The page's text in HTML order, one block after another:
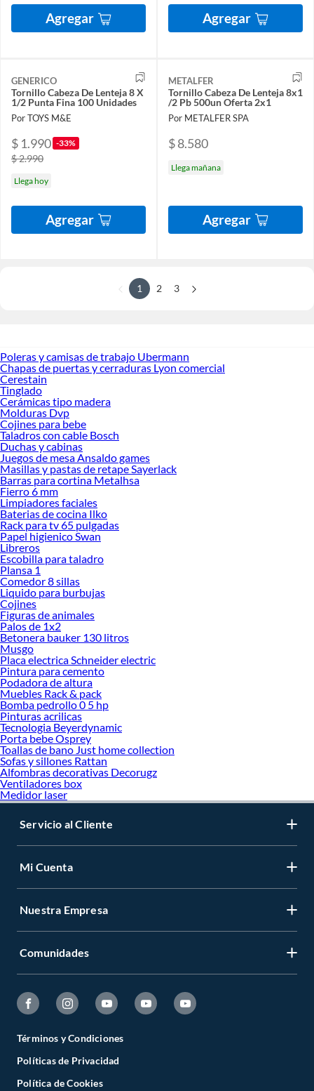
Agregar Agregar
GENERICO
Tornillo Cabeza De Lenteja 8 X
1/2 Punta Fina 100 Unidades
Por TOYS M&E
$ 1.990 -33%
$ 2.990
Llega hoy
Agregar
METALFER
Tornillo Cabeza De Lenteja 8x1
/2 Pb 500un Oferta 2x1
Por METALFER SPA
$ 8.580
Llega mañana
Agregar
1 2 3
Poleras y camisas de trabajo Ubermann
Chapas de puertas y cerraduras Lyon comercial
Cerestain
Tinglado
Cerámicas tipo madera
Molduras Dvp
Cojines para bebe
Taladros con cable Bosch
Duchas y cabinas
Juegos de mesa Ansaldo games
Masillas y pastas de retape Sayerlack
Barras para cortina Metalhsa
Fierro 6 mm
Limpiadores faciales
Baterias de cocina Ilko
Rack para tv 65 pulgadas
Papel higienico Swan
Libreros
Escobilla para taladro
Plansa 1
Comedor 8 sillas
Liquido para burbujas
Cojines
Figuras de animales
Palos de 1x2
Betonera bauker 130 litros
Musgo
Placa electrica Schneider electric
Pintura para cemento
Podadora de altura
Muebles Rack & pack
Bomba pedrollo 0 5 hp
Pinturas acrilicas
Tecnologia Beyerdynamic
Porta bebe Osprey
Toallas de bano Just home collection
Sofas y sillones Rattan
Alfombras decorativas Decorugz
Ventiladores box
Medidor laser
Servicio al Cliente
Mi Cuenta
Nuestra Empresa
Comunidades
Términos y Condiciones
Políticas de Privacidad
Política de Cookies